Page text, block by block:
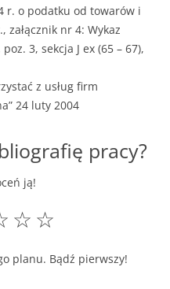
r. o podatku od towarów i
załącznik nr 4: Wykaz
3, sekcja J ex (65 – 67),
z usług firm
24 luty 2004
pracy?
ją!
☆
☆
planu. Bądź pierwszy!